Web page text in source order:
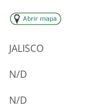
JALISCO
N/D
N/D